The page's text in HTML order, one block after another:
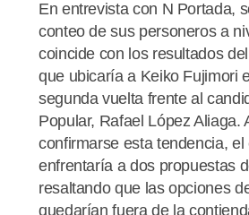
En entrevista con N Portada,
conteo de sus personeros a
coincide con los resultados
que ubicaría a Keiko Fujimori
segunda vuelta frente al
Popular, Rafael López Aliaga.
confirmarse esta tendencia, el
enfrentaría a dos propuestas
resaltando que las opciones
quedarían fuera de la